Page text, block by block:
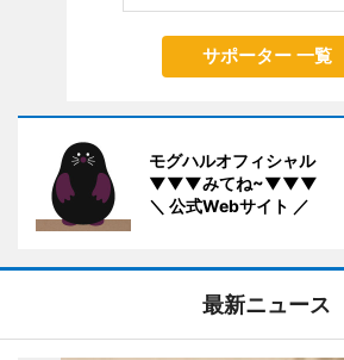
サポーター 一覧
モグハルオフィシャル
▼▼▼みてね~▼▼▼
＼ 公式Webサイト ／
最新ニュース